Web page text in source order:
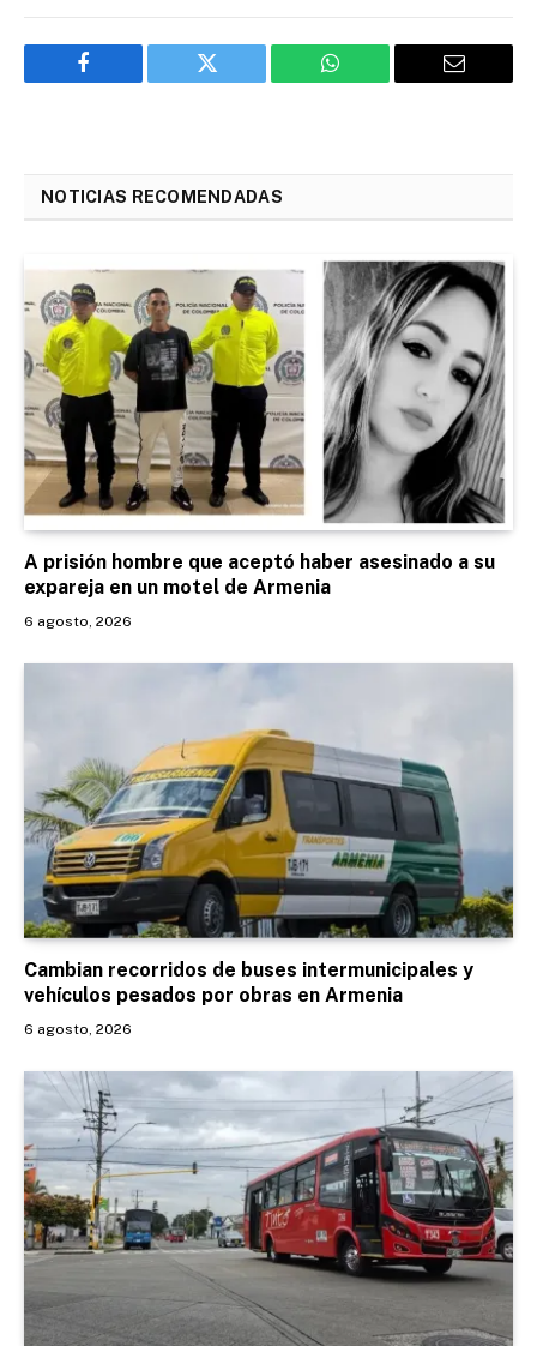
Facebook Twitter WhatsApp Email
NOTICIAS RECOMENDADAS
A prisión hombre que aceptó haber asesinado a su
expareja en un motel de Armenia
6 agosto, 2026
Cambian recorridos de buses intermunicipales y
vehículos pesados por obras en Armenia
6 agosto, 2026